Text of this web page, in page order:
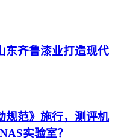
东齐鲁漆业打造现代
规范》施行，测评机
实验室？